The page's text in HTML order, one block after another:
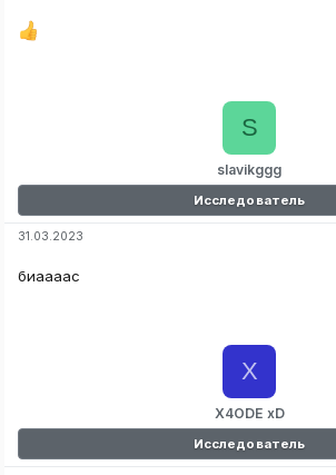
slavikggg
S
Исследователь
31.03.2023
биаааас
X4ODE xD
X
Исследователь